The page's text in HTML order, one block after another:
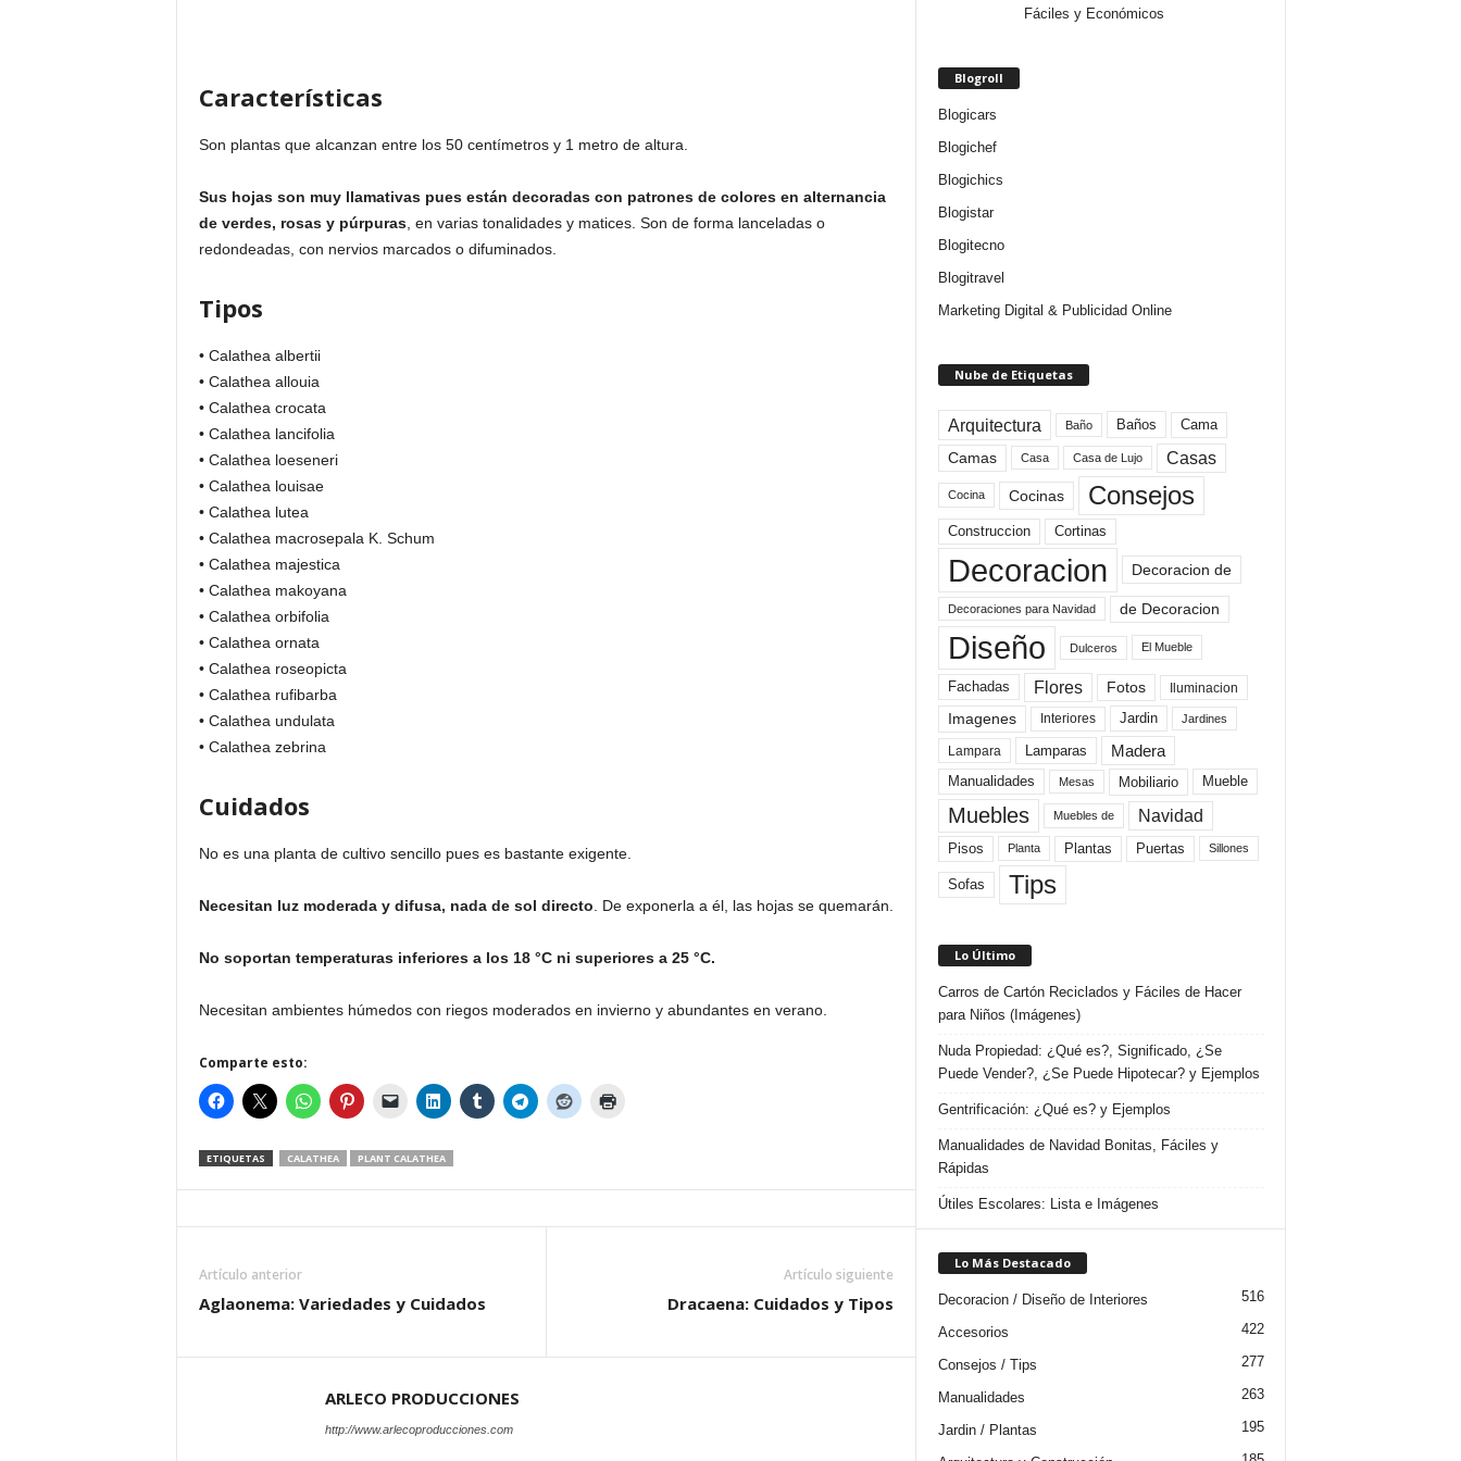
Características
Son plantas que alcanzan entre los 50 centímetros y 1 metro de altura.
Sus hojas son muy llamativas pues están decoradas con patrones de colores en alternancia
de verdes, rosas y púrpuras, en varias tonalidades y matices. Son de forma lanceladas o
redondeadas, con nervios marcados o difuminados.
Tipos
• Calathea albertii
• Calathea allouia
• Calathea crocata
• Calathea lancifolia
• Calathea loeseneri
• Calathea louisae
• Calathea lutea
• Calathea macrosepala K. Schum
• Calathea majestica
• Calathea makoyana
• Calathea orbifolia
• Calathea ornata
• Calathea roseopicta
• Calathea rufibarba
• Calathea undulata
• Calathea zebrina
Cuidados
No es una planta de cultivo sencillo pues es bastante exigente.
Necesitan luz moderada y difusa, nada de sol directo . De exponerla a él, las hojas se quemarán.
No soportan temperaturas inferiores a los 18 °C ni superiores a 25 °C.
Necesitan ambientes húmedos con riegos moderados en invierno y abundantes en verano.
Comparte esto:
ETIQUETAS CALATHEA PLANT CALATHEA
Artículo anterior
Aglaonema: Variedades y Cuidados
Artículo siguiente
Dracaena: Cuidados y Tipos
ARLECO PRODUCCIONES
http://www.arlecoproducciones.com
Fáciles y Económicos
Blogroll
Blogicars
Blogichef
Blogichics
Blogistar
Blogitecno
Blogitravel
Marketing Digital & Publicidad Online
Nube de Etiquetas
Arquitectura Baño Baños Cama
Camas Casa Casa de Lujo Casas
Cocina Cocinas Consejos
Construccion Cortinas
Decoracion Decoracion de
Decoraciones para Navidad de Decoracion
Diseño Dulceros El Mueble
Fachadas Flores Fotos Iluminacion
Imagenes Interiores Jardin Jardines
Lampara Lamparas Madera
Manualidades Mesas Mobiliario Mueble
Muebles Muebles de Navidad
Pisos Planta Plantas Puertas Sillones
Sofas Tips
Lo Último
Carros de Cartón Reciclados y Fáciles de Hacer
para Niños (Imágenes)
Nuda Propiedad: ¿Qué es?, Significado, ¿Se
Puede Vender?, ¿Se Puede Hipotecar? y Ejemplos
Gentrificación: ¿Qué es? y Ejemplos
Manualidades de Navidad Bonitas, Fáciles y
Rápidas
Útiles Escolares: Lista e Imágenes
Lo Más Destacado
Decoracion / Diseño de Interiores 516
Accesorios 422
Consejos / Tips 277
Manualidades 263
Jardin / Plantas 195